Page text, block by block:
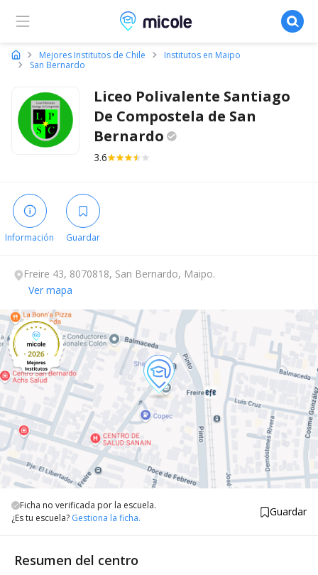
Micole, buscador de colegios
Mejores Institutos de Chile
Institutos en Maipo
San Bernardo
Liceo Polivalente Santiago
De Compostela de San
Bernardo
3.6
Información Guardar
Freire 43, 8070818, San Bernardo, Maipo.
Ver mapa
Ficha no verificada por la escuela.
¿Es tu escuela? Gestiona la ficha. Guardar
Resumen del centro